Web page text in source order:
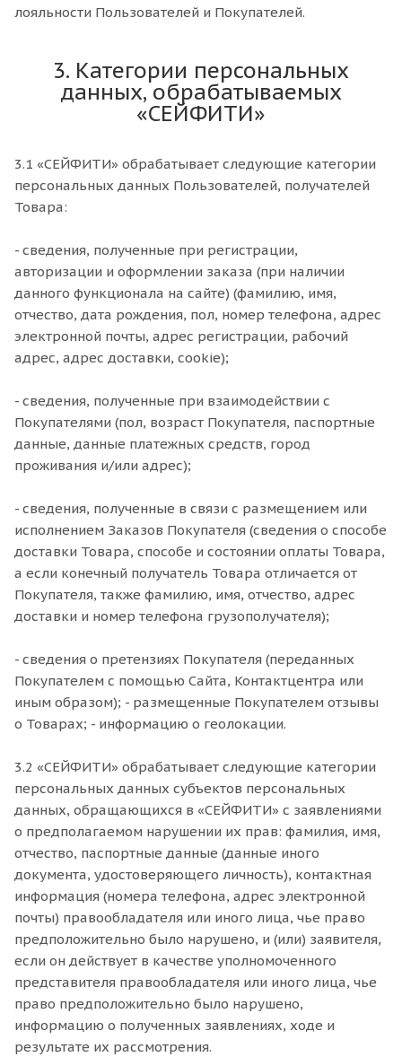
лояльности Пользователей и Покупателей.
3. Категории персональных
данных, обрабатываемых
«СЕЙФИТИ»
3.1 «СЕЙФИТИ» обрабатывает следующие категории
персональных данных Пользователей, получателей
Товара:
- сведения, полученные при регистрации,
авторизации и оформлении заказа (при наличии
данного функционала на сайте) (фамилию, имя,
отчество, дата рождения, пол, номер телефона, адрес
электронной почты, адрес регистрации, рабочий
адрес, адрес доставки, cookie);
- сведения, полученные при взаимодействии с
Покупателями (пол, возраст Покупателя, паспортные
данные, данные платежных средств, город
проживания и/или адрес);
- сведения, полученные в связи с размещением или
исполнением Заказов Покупателя (сведения о способе
доставки Товара, способе и состоянии оплаты Товара,
а если конечный получатель Товара отличается от
Покупателя, также фамилию, имя, отчество, адрес
доставки и номер телефона грузополучателя);
- сведения о претензиях Покупателя (переданных
Покупателем с помощью Сайта, Контактцентра или
иным образом); - размещенные Покупателем отзывы
о Товарах; - информацию о геолокации.
3.2 «СЕЙФИТИ» обрабатывает следующие категории
персональных данных субъектов персональных
данных, обращающихся в «СЕЙФИТИ» с заявлениями
о предполагаемом нарушении их прав: фамилия, имя,
отчество, паспортные данные (данные иного
документа, удостоверяющего личность), контактная
информация (номера телефона, адрес электронной
почты) правообладателя или иного лица, чье право
предположительно было нарушено, и (или) заявителя,
если он действует в качестве уполномоченного
представителя правообладателя или иного лица, чье
право предположительно было нарушено,
информацию о полученных заявлениях, ходе и
результате их рассмотрения.